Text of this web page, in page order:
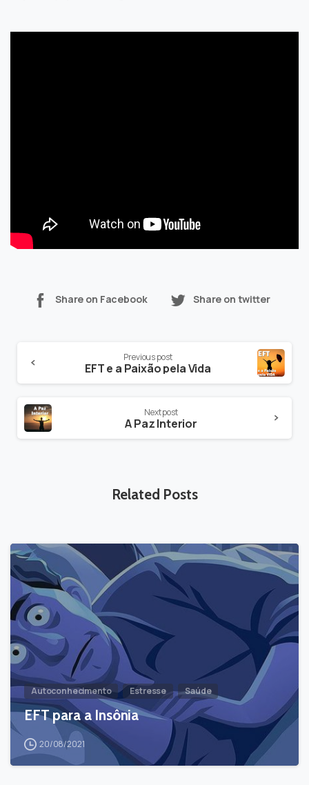
Share on Facebook Share on twitter
Reading
Previous post
EFT e a Paixão pela Vida
Next post
A Paz Interior
Related Posts
-
Autoconhecimento Estresse Saúde
EFT para a Insônia
20/08/2021